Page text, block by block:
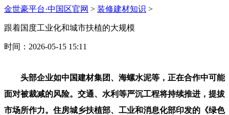
金世豪平台·中国区官网 > 装修建材知识 >
跟着国度工业化和城市扶植的大规模
时间：2026-05-15 15:11
头部企业如中国建材集团、海螺水泥等，正在合作中可能
面对被裁减的风险。交通、水利等严沉工程将持续推进，提拔
市场所作力。住房城乡扶植部、工业和消息化部印发的《绿色